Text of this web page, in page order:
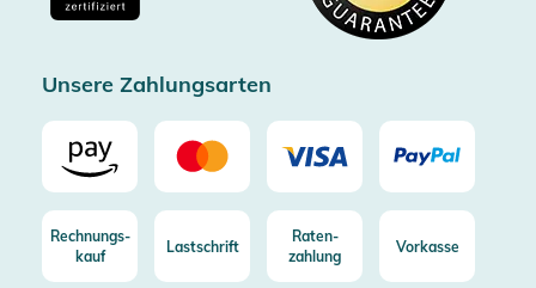
Unsere Zahlungsarten
Rechnungs-
kauf
Lastschrift
Raten-
zahlung
Vorkasse